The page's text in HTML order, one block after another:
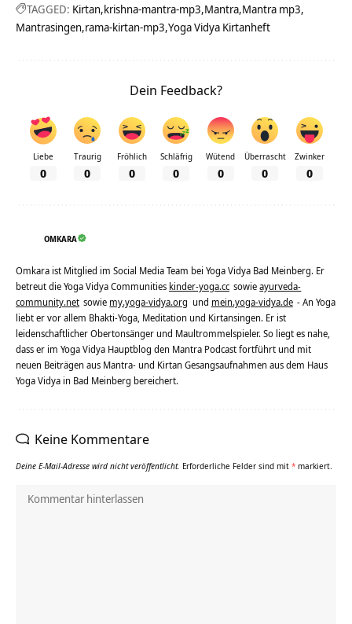
TAGGED: Kirtan krishna-mantra-mp3 Mantra Mantra mp3
Mantrasingen rama-kirtan-mp3 Yoga Vidya Kirtanheft
Dein Feedback?
Liebe
0
Traurig
0
Fröhlich
0
Schläfrig
0
Wütend
0
Überrascht
0
Zwinker
0
OMKARA
Omkara ist Mitglied im Social Media Team bei Yoga Vidya Bad Meinberg. Er
betreut die Yoga Vidya Communities kinder-yoga.cc sowieayurveda-
community.net sowie my.yoga-vidya.org und mein.yoga-vidya.de - An Yoga
liebt er vor allem Bhakti-Yoga, Meditation und Kirtansingen. Er ist
leidenschaftlicher Obertonsänger und Maultrommelspieler. So liegt es nahe,
dass er im Yoga Vidya Hauptblog den Mantra Podcast fortführt und mit
neuen Beiträgen aus Mantra- und Kirtan Gesangsaufnahmen aus dem Haus
Yoga Vidya in Bad Meinberg bereichert.
Keine Kommentare
Deine E-Mail-Adresse wird nicht veröffentlicht. Erforderliche Felder sind mit * markiert.